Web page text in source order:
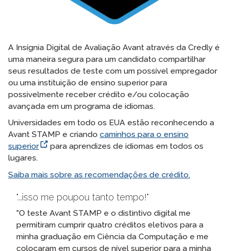
A Insígnia Digital de Avaliação Avant através da Credly é
uma maneira segura para um candidato compartilhar
seus resultados de teste com um possível empregador
ou uma instituição de ensino superior para
possivelmente receber crédito e/ou colocação
avançada em um programa de idiomas.
Universidades em todo os EUA estão reconhecendo a
Avant STAMP e criando caminhos para o ensino
superior
para aprendizes de idiomas em todos os
lugares.
Saiba mais sobre as recomendações de crédito.
...isso me poupou tanto tempo!
"O teste Avant STAMP e o distintivo digital me
permitiram cumprir quatro créditos eletivos para a
minha graduação em Ciência da Computação e me
colocaram em cursos de nível superior para a minha